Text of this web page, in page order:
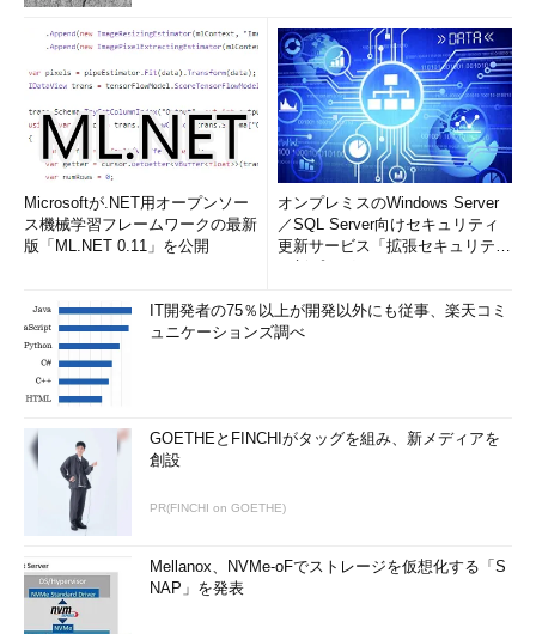
Microsoftが.NET用オープンソー
ス機械学習フレームワークの最新
版「ML.NET 0.11」を公開
オンプレミスのWindows Server
／SQL Server向けセキュリティ
更新サービス「拡張セキュリティ
IT開発者の75％以上が開発以外にも従事、楽天コミ
ュニケーションズ調べ
GOETHEとFINCHIがタッグを組み、新メディアを
創設
PR(FINCHI on GOETHE)
Mellanox、NVMe-oFでストレージを仮想化する「S
NAP」を発表